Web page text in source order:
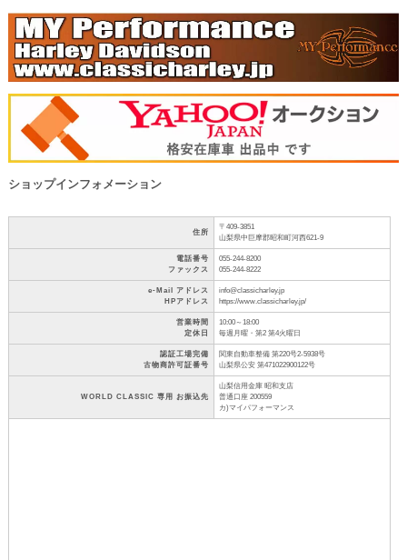
ショップインフォメーション
住所
〒409-3851
山梨県中巨摩郡昭和町河西621-9
電話番号
ファックス
055-244-8200
055-244-8222
e-Mail アドレス
HPアドレス
info@classicharley.jp
https://www.classicharley.jp/
営業時間
定休日
10:00～18:00
毎週月曜・第2 第4火曜日
認証工場完備
古物商許可証番号
関東自動車整備 第220号2-5938号
山梨県公安 第471022900122号
WORLD CLASSIC 専用 お振込先
山梨信用金庫 昭和支店
普通口座 200559
カ)マイパフォーマンス